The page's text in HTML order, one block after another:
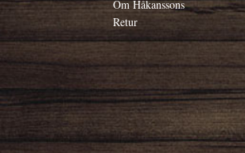
Om Håkanssons
Retur